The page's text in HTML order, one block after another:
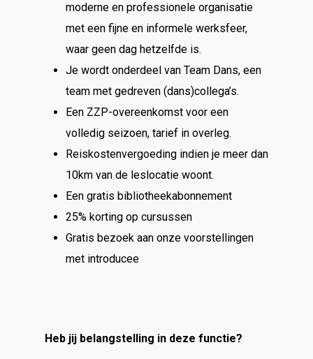
moderne en professionele organisatie
met een fijne en informele werksfeer,
waar geen dag hetzelfde is.
Je wordt onderdeel van Team Dans, een
team met gedreven (dans)collega’s.
Een ZZP-overeenkomst voor een
volledig seizoen, tarief in overleg.
Reiskostenvergoeding indien je meer dan
10km van de leslocatie woont.
Een gratis bibliotheekabonnement
25% korting op cursussen
Gratis bezoek aan onze voorstellingen
met introducee
Heb jij belangstelling in deze functie?